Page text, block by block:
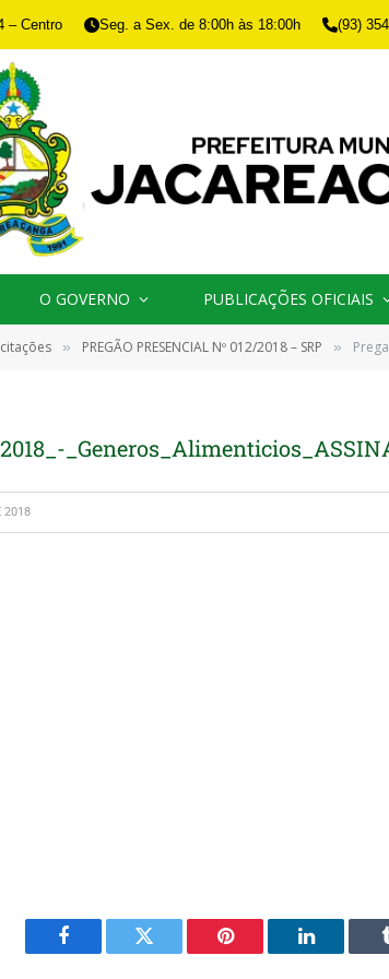
– Centro Seg. a Sex. de 8:00h às 18:00h (93)
O GOVERNO PUBLICAÇÕES OFICIAIS
» PREGÃO PRESENCIAL Nº 012/2018 – SRP »
2018
Facebook Twitter Pinterest
O